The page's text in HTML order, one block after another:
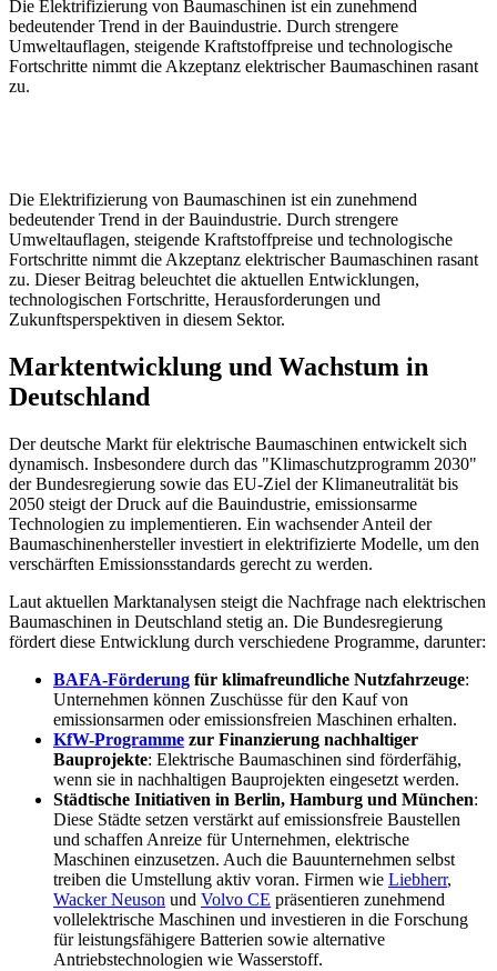
Die Elektrifizierung von Baumaschinen ist ein zunehmend
bedeutender Trend in der Bauindustrie. Durch strengere
Umweltauflagen, steigende Kraftstoffpreise und technologische
Fortschritte nimmt die Akzeptanz elektrischer Baumaschinen rasant
zu.
Die Elektrifizierung von Baumaschinen ist ein zunehmend
bedeutender Trend in der Bauindustrie. Durch strengere
Umweltauflagen, steigende Kraftstoffpreise und technologische
Fortschritte nimmt die Akzeptanz elektrischer Baumaschinen rasant
zu. Dieser Beitrag beleuchtet die aktuellen Entwicklungen,
technologischen Fortschritte, Herausforderungen und
Zukunftsperspektiven in diesem Sektor.
Marktentwicklung und Wachstum in
Deutschland
Der deutsche Markt für elektrische Baumaschinen entwickelt sich
dynamisch. Insbesondere durch das "Klimaschutzprogramm 2030"
der Bundesregierung sowie das EU-Ziel der Klimaneutralität bis
2050 steigt der Druck auf die Bauindustrie, emissionsarme
Technologien zu implementieren. Ein wachsender Anteil der
Baumaschinenhersteller investiert in elektrifizierte Modelle, um den
verschärften Emissionsstandards gerecht zu werden.
Laut aktuellen Marktanalysen steigt die Nachfrage nach elektrischen
Baumaschinen in Deutschland stetig an. Die Bundesregierung
fördert diese Entwicklung durch verschiedene Programme, darunter:
BAFA-Förderung für klimafreundliche Nutzfahrzeuge:
Unternehmen können Zuschüsse für den Kauf von
emissionsarmen oder emissionsfreien Maschinen erhalten.
KfW-Programme zur Finanzierung nachhaltiger
Bauprojekte: Elektrische Baumaschinen sind förderfähig,
wenn sie in nachhaltigen Bauprojekten eingesetzt werden.
Städtische Initiativen in Berlin, Hamburg und München:
Diese Städte setzen verstärkt auf emissionsfreie Baustellen
und schaffen Anreize für Unternehmen, elektrische
Maschinen einzusetzen. Auch die Bauunternehmen selbst
treiben die Umstellung aktiv voran. Firmen wie Liebherr,
Wacker Neuson und Volvo CE präsentieren zunehmend
vollelektrische Maschinen und investieren in die Forschung
für leistungsfähigere Batterien sowie alternative
Antriebstechnologien wie Wasserstoff.